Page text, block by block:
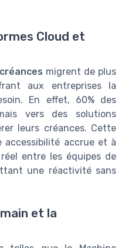
Cloud et
migrent de plus
aux entreprises la
En effet, 60% des
vers des solutions
leurs créances. Cette
accessibilité accrue et à
entre les équipes de
une réactivité sans
et la